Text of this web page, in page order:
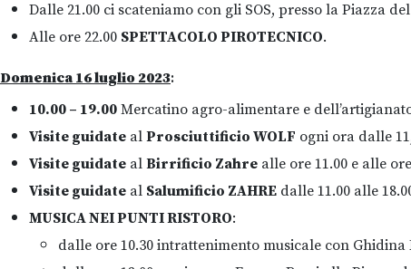
Dalle 21.00 ci scateniamo con gli SOS, presso la Piazza
Alle ore 22.00 SPETTACOLO PIROTECNICO.
Domenica 16 luglio 2023:
10.00 – 19.00 Mercatino agro-alimentare e
Visite guidate al Prosciuttificio WOLF ogni ora dalle
Visite guidate al Birrificio Zahre alle ore 11.00 e alle
Visite guidate al Salumificio ZAHRE dalle 11.00 alle
MUSICA NEI PUNTI RISTORO:
dalle ore 10.30 intrattenimento musicale con